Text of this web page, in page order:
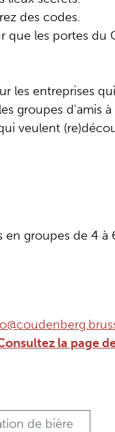
des codes.
que les portes du
les entreprises
groupes d'amis
veulent
en groupes de 4 à
la page
de bière